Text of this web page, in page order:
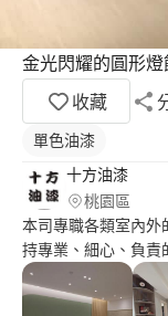
金光閃耀的圓形
收藏
單色油漆
十方油漆
桃園區
本司專職各類室內外
持專業、細心、負責
於每種牆面使用狀況
場勘查估價為主，也